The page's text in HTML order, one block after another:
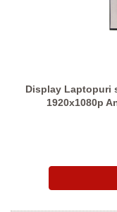
Display Laptopuri
1920x1080p